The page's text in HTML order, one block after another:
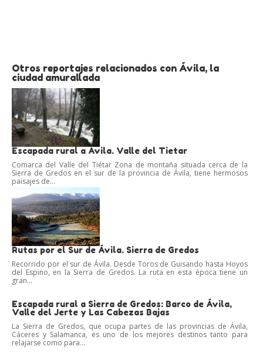
Otros reportajes relacionados con Ávila, la
ciudad amurallada
Escapada rural a Ávila. Valle del Tietar
Comarca del Valle del Tiétar Zona de montaña situada cerca de la
Sierra de Gredos en el sur de la provincia de Ávila, tiene hermosos
paisajes de...
Rutas por el Sur de Ávila. Sierra de Gredos
Recorrido por el sur de Ávila. Desde Toros de Guisando hasta Hoyos
del Espino, en la Sierra de Gredos. La ruta en esta época tiene un
gran...
Escapada rural a Sierra de Gredos: Barco de Ávila,
Valle del Jerte y Las Cabezas Bajas
La Sierra de Gredos, que ocupa partes de las provincias de Ávila,
Cáceres y Salamanca, es uno de los mejores destinos tanto para
relajarse como para...